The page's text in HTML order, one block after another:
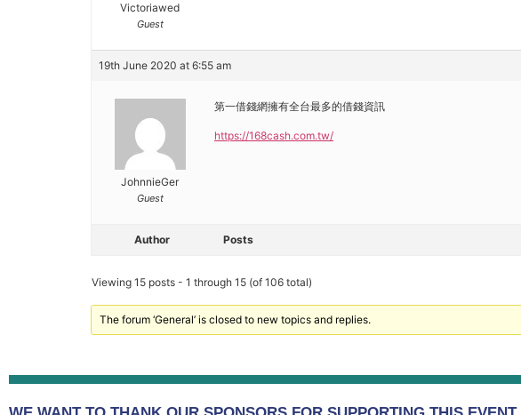
Victoriawed
Guest
19th June 2020 at 6:55 am
JohnnieGer
Guest
第一借錢網擁有全台最多的借錢資訊
https://168cash.com.tw/
Author Posts
Viewing 15 posts - 1 through 15 (of 106 total)
The forum ‘General’ is closed to new topics and replies.